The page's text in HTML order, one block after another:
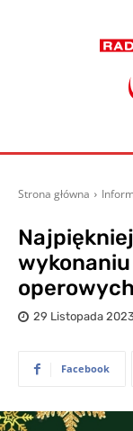
Strona główna
operowych
29 Listopada
Facebook